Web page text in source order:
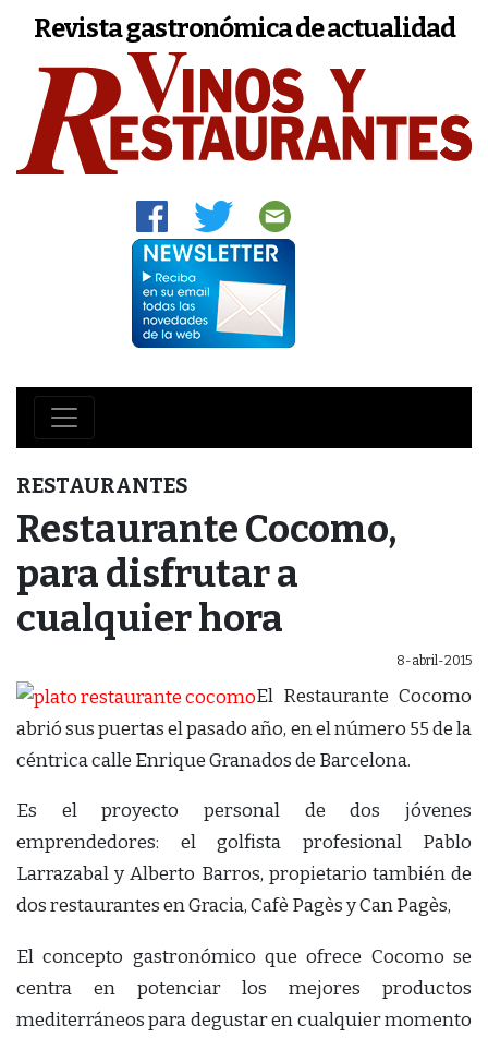
Revista gastronómica de actualidad
RESTAURANTES
Restaurante Cocomo,
para disfrutar a
cualquier hora
8-abril-2015
El Restaurante Cocomo
abrió sus puertas el pasado año, en el número 55 de la
céntrica calle Enrique Granados de Barcelona.
Es el proyecto personal de dos jóvenes
emprendedores: el golfista profesional Pablo
Larrazabal y Alberto Barros, propietario también de
dos restaurantes en Gracia, Cafè Pagès y Can Pagès,
El concepto gastronómico que ofrece Cocomo se
centra en potenciar los mejores productos
mediterráneos para degustar en cualquier momento